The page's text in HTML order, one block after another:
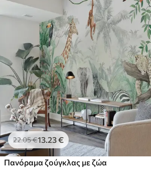
Χρώμα
Smart
Επαναφέρετε τα πάντα
22.05€13.23€
Πανόραμα ζούγκλας με ζώα